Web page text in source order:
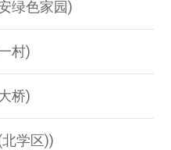
绿色家园)
村)
桥)
学区))